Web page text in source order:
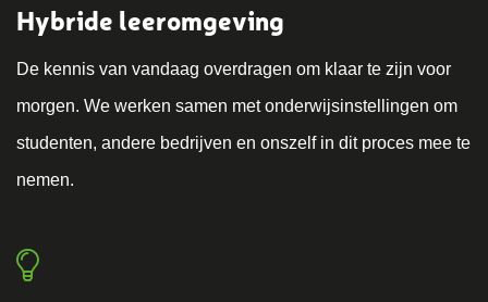
Hybride leeromgeving
De kennis van vandaag overdragen om klaar te zijn voor
morgen. We werken samen met onderwijsinstellingen om
studenten, andere bedrijven en onszelf in dit proces mee te
nemen.